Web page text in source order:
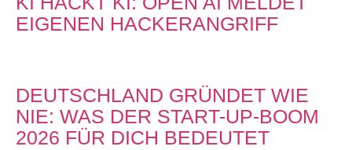
EIGENEN HACKERANGRIFF
DEUTSCHLAND GRÜNDET WIE
NIE: WAS DER START-UP-BOOM
2026 FÜR DICH BEDEUTET